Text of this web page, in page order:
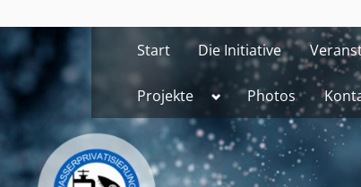
to
content
Start Die Initiative
Projekte Toggle
menu
Photos